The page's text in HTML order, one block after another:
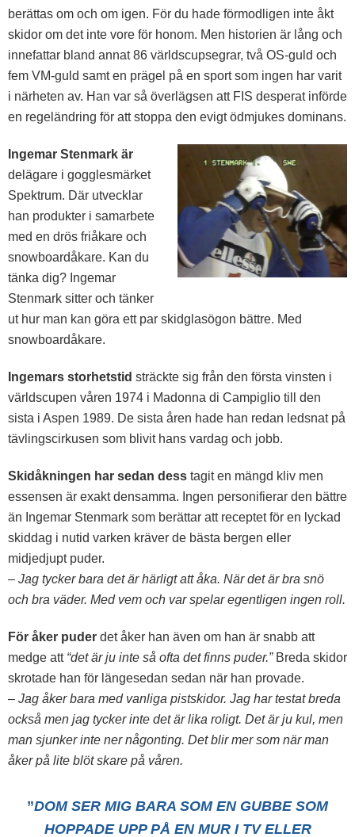
berättas om och om igen. För du hade förmodligen inte åkt
skidor om det inte vore för honom. Men historien är lång och
innefattar bland annat 86 världscupsegrar, två OS-guld och
fem VM-guld samt en prägel på en sport som ingen har varit
i närheten av. Han var så överlägsen att FIS desperat införde
en regeländring för att stoppa den evigt ödmjukes dominans.
Ingemar Stenmark är
delägare i gogglesmärket
Spektrum. Där utvecklar
han produkter i samarbete
med en drös friåkare och
snowboardåkare. Kan du
tänka dig? Ingemar
Stenmark sitter och tänker
ut hur man kan göra ett par skidglasögon bättre. Med
snowboardåkare.
Ingemars storhetstid sträckte sig från den första vinsten i
världscupen våren 1974 i Madonna di Campiglio till den
sista i Aspen 1989. De sista åren hade han redan ledsnat på
tävlingscirkusen som blivit hans vardag och jobb.
Skidåkningen har sedan dess tagit en mängd kliv men
essensen är exakt densamma. Ingen personifierar den bättre
än Ingemar Stenmark som berättar att receptet för en lyckad
skiddag i nutid varken kräver de bästa bergen eller
midjedjupt puder.
– Jag tycker bara det är härligt att åka. När det är bra snö
och bra väder. Med vem och var spelar egentligen ingen roll.
För åker puder det åker han även om han är snabb att
medge att “det är ju inte så ofta det finns puder.”Breda skidor
skrotade han för längesedan sedan när han provade.
– Jag åker bara med vanliga pistskidor. Jag har testat breda
också men jag tycker inte det är lika roligt. Det är ju kul, men
man sjunker inte ner någonting. Det blir mer som när man
åker på lite blöt skare på våren.
”DOM SER MIG BARA SOM EN GUBBE SOM
HOPPADE UPP PÅ EN MUR I TV ELLER